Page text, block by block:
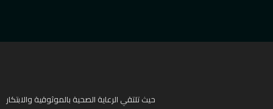
حيث تلتقي الرعاية الصحية بالموثوقية والابتكار